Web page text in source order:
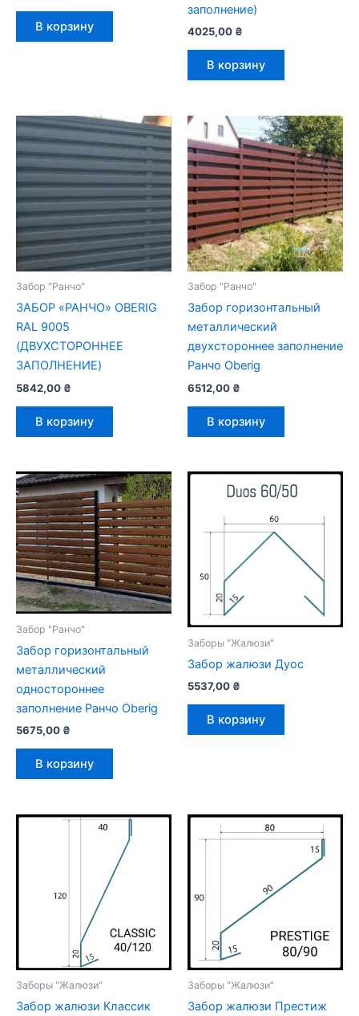
В корзину
заполнение)
4025,00 ₴
В корзину
Забор "Ранчо"
ЗАБОР «РАНЧО» OBERIG
RAL 9005
(ДВУХСТОРОННЕЕ
ЗАПОЛНЕНИЕ)
5842,00 ₴
В корзину
Забор "Ранчо"
Забор горизонтальный
металлический
двухстороннее заполнение
Ранчо Oberig
6512,00 ₴
В корзину
Забор "Ранчо"
Забор горизонтальный
металлический
одностороннее
заполнение Ранчо Oberig
5675,00 ₴
В корзину
Заборы "Жалюзи"
Забор жалюзи Дуос
5537,00 ₴
В корзину
Заборы "Жалюзи"
Забор жалюзи Классик
Заборы "Жалюзи"
Забор жалюзи Престиж